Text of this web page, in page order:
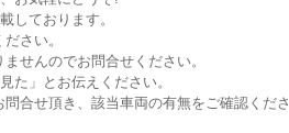
しております。
さい。
せんのでお問合せください。
た」とお伝えください。
合せ頂き、該当車両の有無をご確認くださ